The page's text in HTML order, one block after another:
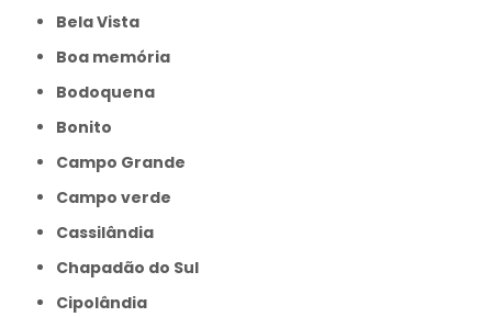
Bela Vista
Boa memória
Bodoquena
Bonito
Campo Grande
Campo verde
Cassilândia
Chapadão do Sul
Cipolândia